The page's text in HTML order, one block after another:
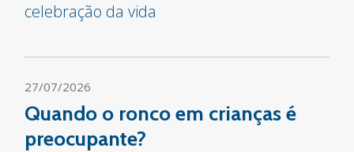
celebração da vida
27/07/2026
Quando o ronco em crianças é
preocupante?